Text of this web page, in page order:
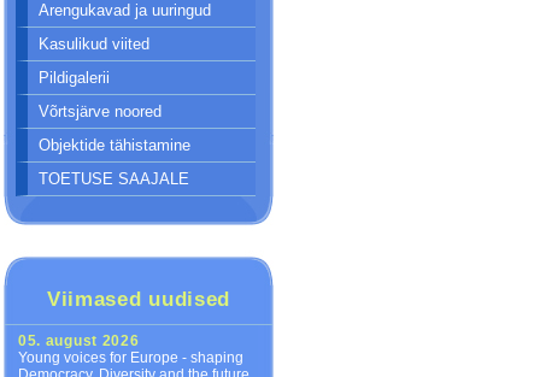
Arengukavad ja uuringud
Kasulikud viited
Pildigalerii
Võrtsjärve noored
Objektide tähistamine
TOETUSE SAAJALE
Viimased uudised
05. august 2026
Young voices for Europe - shaping